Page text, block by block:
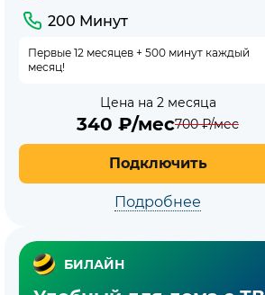
200 Минут
Первые 12 месяцев + 500 минут каждый
месяц!
Цена на 2 месяца
340 ₽/мес700₽/мес
Подключить
Подробнее
БИЛАЙН